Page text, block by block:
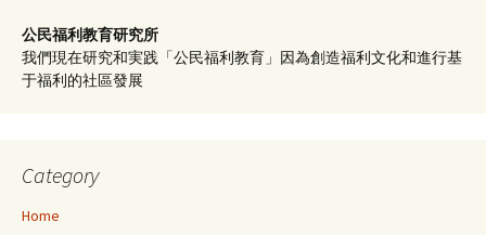
公民福利教育研究所
我們現在研究和実践「公民福利教育」因為創造福利文化和進行基
于福利的社區發展
Category
Home